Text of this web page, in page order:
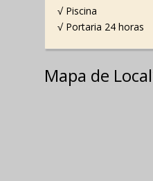
√ Piscina
√ Portaria 24 horas
Mapa de